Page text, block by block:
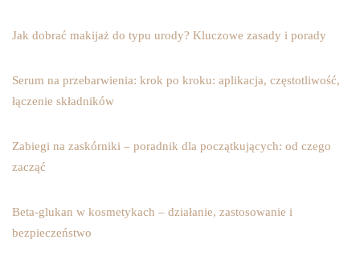
Jak dobrać makijaż do typu urody? Kluczowe zasady i porady
Serum na przebarwienia: krok po kroku: aplikacja, częstotliwość,
łączenie składników
Zabiegi na zaskórniki – poradnik dla początkujących: od czego
zacząć
Beta-glukan w kosmetykach – działanie, zastosowanie i
bezpieczeństwo